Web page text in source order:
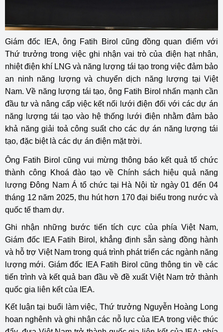
Giám đốc IEA, ông Fatih Birol cũng đồng quan điểm với
Thứ trưởng trong việc ghi nhận vai trò của điện hạt nhân,
nhiệt điện khí LNG và năng lượng tái tạo trong việc đảm bảo
an ninh năng lượng và chuyển dịch năng lượng tại Việt
Nam. Về năng lượng tái tạo, ông Fatih Birol nhấn mạnh cần
đầu tư và nâng cấp việc kết nối lưới điện đối với các dự án
năng lượng tái tạo vào hệ thống lưới điện nhằm đảm bảo
khả năng giải toả công suất cho các dự án năng lượng tái
tạo, đặc biệt là các dự án điện mặt trời.
Ông Fatih Birol cũng vui mừng thông báo kết quả tổ chức
thành công Khoá đào tạo về Chính sách hiệu quả năng
lượng Đông Nam Á tổ chức tại Hà Nội từ ngày 01 đến 04
tháng 12 năm 2025, thu hút hơn 170 đại biểu trong nước và
quốc tế tham dự.
Ghi nhận những bước tiến tích cực của phía Việt Nam,
Giám đốc IEA Fatih Birol, khẳng định sẵn sàng đồng hành
và hỗ trợ Việt Nam trong quá trình phát triển các ngành năng
lượng mới. Giám đốc IEA Fatih Birol cũng thông tin về các
tiến trình và kết quả ban đầu về đề xuất Việt Nam trở thành
quốc gia liên kết của IEA.
Kết luận tại buổi làm việc, Thứ trưởng Nguyễn Hoàng Long
hoan nghênh và ghi nhận các nỗ lực của IEA trong việc thúc